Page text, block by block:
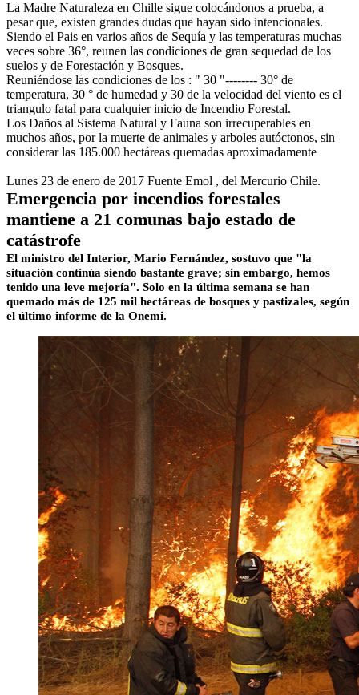
La Madre Naturaleza en Chille sigue colocándonos a prueba, a
pesar que, existen grandes dudas que hayan sido intencionales.
Siendo el Pais en varios años de Sequía y las temperaturas muchas
veces sobre 36°, reunen las condiciones de gran sequedad de los
suelos y de Forestación y Bosques.
Reuniéndose las condiciones de los : " 30 "-------- 30° de
temperatura, 30 ° de humedad y 30 de la velocidad del viento es el
triangulo fatal para cualquier inicio de Incendio Forestal.
Los Daños al Sistema Natural y Fauna son irrecuperables en
muchos años, por la muerte de animales y arboles autóctonos, sin
considerar las 185.000 hectáreas quemadas aproximadamente
Lunes 23 de enero de 2017 Fuente Emol , del Mercurio Chile.
Emergencia por incendios forestales
mantiene a 21 comunas bajo estado de
catástrofe
El ministro del Interior, Mario Fernández, sostuvo que "la
situación continúa siendo bastante grave; sin embargo, hemos
tenido una leve mejoría". Solo en la última semana se han
quemado más de 125 mil hectáreas de bosques y pastizales, según
el último informe de la Onemi.